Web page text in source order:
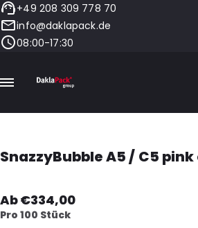
+49 208 309 778 70
info@daklapack.de
08:00-17:30
SnazzyBubble A5 / C5
Ab €334,00
Pro 100 Stück